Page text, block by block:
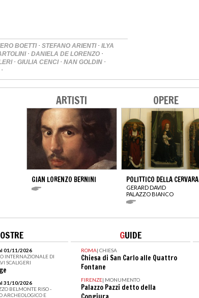
BOETTI · STEFANO ARIENTI · ILYA
· DANIELA DE LORENZO ·
· GIULIA CENCI · NAN GOLDIN ·
·
ARTISTI
GIAN LORENZO BERNINI
OPERE
POLITTICO DELLA CERVARA
GERARD DAVID
PALAZZO BIANCO
OSTRE
01/11/2026
INTERNAZIONALE DI
SCALIGERI
31/10/2026
BELMONTE RISO -
ARCHEOLOGICO E
GUIDE
ROMA| CHIESA
Chiesa di San Carlo alle Quattro
Fontane
FIRENZE| MONUMENTO
Palazzo Pazzi detto della